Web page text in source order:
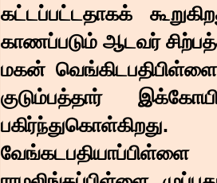
கட்டப்பட்டதாகக்
காணப்படும் ஆடவர்
மகன்
குடும்பத்தார்